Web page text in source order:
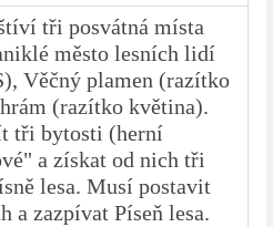
tři posvátná místa
město lesních lidí
Věčný plamen (razítko
(razítko květina).
tři bytosti (herní
a získat od nich tři
lesa. Musí postavit
a zazpívat Píseň lesa.